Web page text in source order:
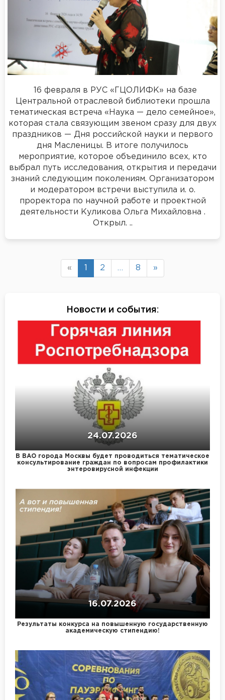
16 февраля в РУС «ГЦОЛИФК» на базе
Центральной отраслевой библиотеки прошла
тематическая встреча «Наука — дело семейное»,
которая стала связующим звеном сразу для двух
праздников — Дня российской науки и первого
дня Масленицы. В итоге получилось
мероприятие, которое объединило всех, кто
выбрал путь исследования, открытия и передачи
знаний следующим поколениям. Организатором
и модератором встречи выступила и. о.
проректора по научной работе и проектной
деятельности Куликова Ольга Михайловна .
Открыл. ..
« 2 … 8 »
Новости и события:
24.07.2026
В ВАО города Москвы будет проводиться тематическое
консультирование граждан по вопросам профилактики
энтеровирусной инфекции
16.07.2026
Результаты конкурса на повышенную государственную
академическую стипендию!